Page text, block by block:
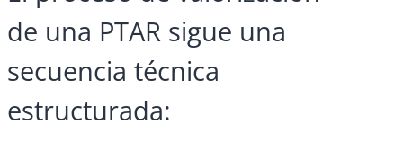
de una PTAR sigue una
secuencia técnica
estructurada: